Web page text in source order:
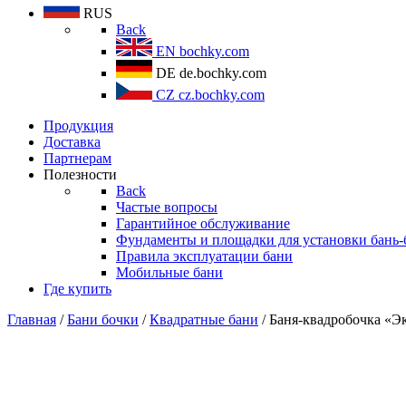
RUS
Back
EN bochky.com
DE de.bochky.com
CZ cz.bochky.com
Продукция
Доставка
Партнерам
Полезности
Back
Частые вопросы
Гарантийное обслуживание
Фундаменты и площадки для установки бань-
Правила эксплуатации бани
Мобильные бани
Где купить
Главная /Бани бочки /Квадратные бани / Баня-квадробочка